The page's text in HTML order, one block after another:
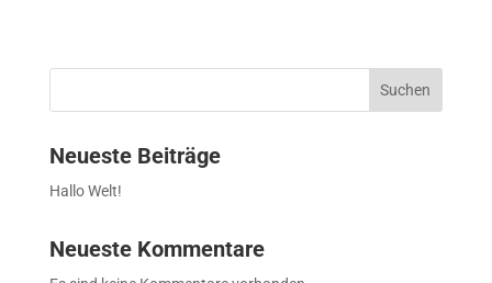
Suchen
Neueste Beiträge
Hallo Welt!
Neueste Kommentare